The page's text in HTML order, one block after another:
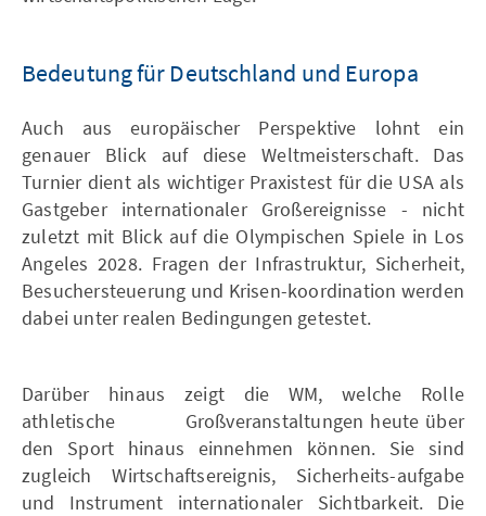
Bedeutung für Deutschland und Europa
Auch aus europäischer Perspektive lohnt ein
genauer Blick auf diese Weltmeisterschaft. Das
Turnier dient als wichtiger Praxistest für die USA als
Gastgeber internationaler Großereignisse - nicht
zuletzt mit Blick auf die Olympischen Spiele in Los
Angeles 2028. Fragen der Infrastruktur, Sicherheit,
Besuchersteuerung und Krisen-koordination werden
dabei unter realen Bedingungen getestet.
Darüber hinaus zeigt die WM, welche Rolle
athletische Großveranstaltungen heute über
den Sport hinaus einnehmen können. Sie sind
zugleich Wirtschaftsereignis, Sicherheits-aufgabe
und Instrument internationaler Sichtbarkeit. Die